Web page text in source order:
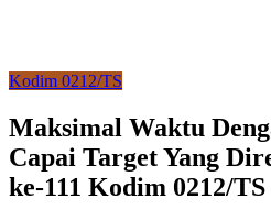
Kodim 0212/TS
Maksimal Waktu
Capai Target Yang
ke-111 Kodim 0212/TS